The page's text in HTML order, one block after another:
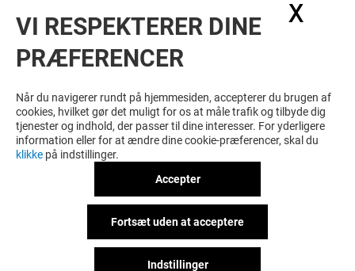
BLIV BELØNNET FOR DIN
LOYALITET!
i FIELD'S.
Juridisk meddelelse
Beskyttelse af personoplysninger
Konkurrencebetingelser
VI RESPEKTERER DINE
PRÆFERENCER
Når du navigerer rundt på hjemmesiden, accepterer du brugen af
cookies, hvilket gør det muligt for os at måle trafik og tilbyde dig
tjenester og indhold, der passer til dine interesser. For yderligere
information eller for at ændre dine cookie-præferencer, skal du
klikke på indstillinger.
Accepter
Fortsæt uden at acceptere
Indstillinger
X